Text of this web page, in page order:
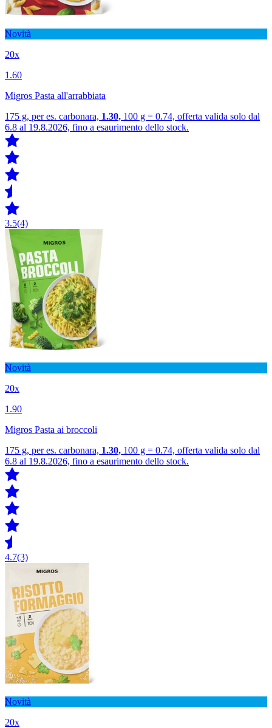
Novità
20x
1.60
Migros Pasta all'arrabbiata
175 g, per es. carbonara, 1.30, 100 g = 0.74, offerta valida solo dal
6.8 al 19.8.2026, fino a esaurimento dello stock.
3.5(4)
Novità
20x
1.90
Migros Pasta ai broccoli
175 g, per es. carbonara, 1.30, 100 g = 0.74, offerta valida solo dal
6.8 al 19.8.2026, fino a esaurimento dello stock.
4.7(3)
Novità
20x